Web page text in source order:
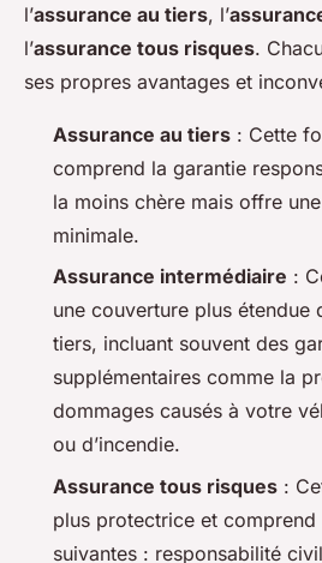
l’assurance au tiers, l’
l’assurance tous risques.
ses propres avantages et
Assurance au tiers : Cette
comprend la garantie
la moins chère mais offre
minimale.
Assurance intermédiaire :
une couverture plus étendue
tiers, incluant souvent des
supplémentaires comme la
dommages causés à votre
ou d’incendie.
Assurance tous risques :
plus protectrice et comprend
suivantes : responsabilité